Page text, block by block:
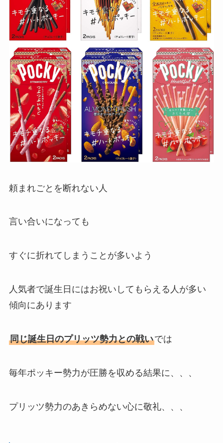
頼まれごとを断れない人
言い合いになっても
すぐに折れてしまう ことが多いよう
人気者で誕生日にはお祝いしてもらえる人が多い
傾向にあります
同じ誕生日のプリッツ勢力との戦いでは
毎年ポッキー勢力が圧勝を収める結果に、、、
プリッツ勢力のあきらめない心に敬礼、、、